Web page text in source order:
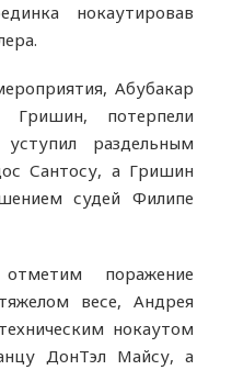
нокаутировав
Абубакар
потерпели
раздельным
Сантосу, а Гришин
судей Филипе
поражение
весе, Андрея
нокаутом
ДонТэл Майсу, а